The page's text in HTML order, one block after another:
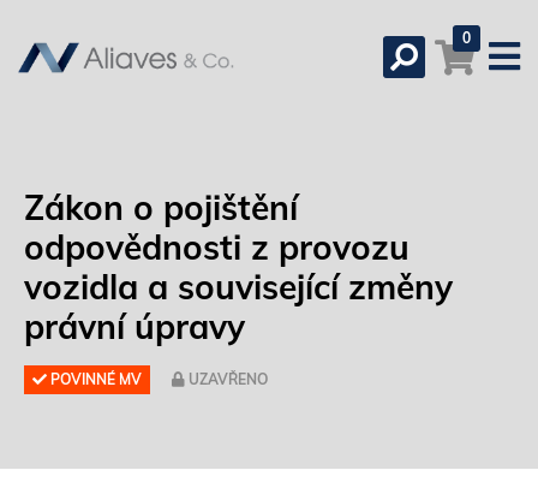
0
Zákon o pojištění
odpovědnosti z provozu
vozidla a související změny
právní úpravy
POVINNÉ MV UZAVŘENO